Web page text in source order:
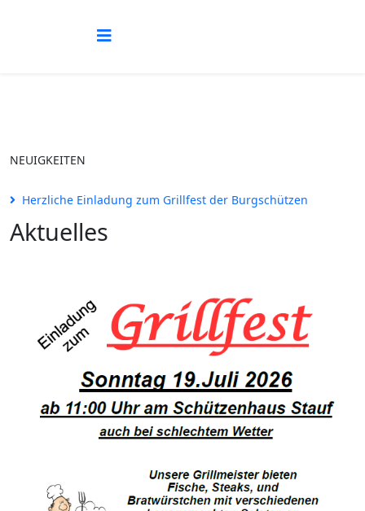
NEUIGKEITEN
Herzliche Einladung zum Grillfest der Burgschützen
Aktuelles